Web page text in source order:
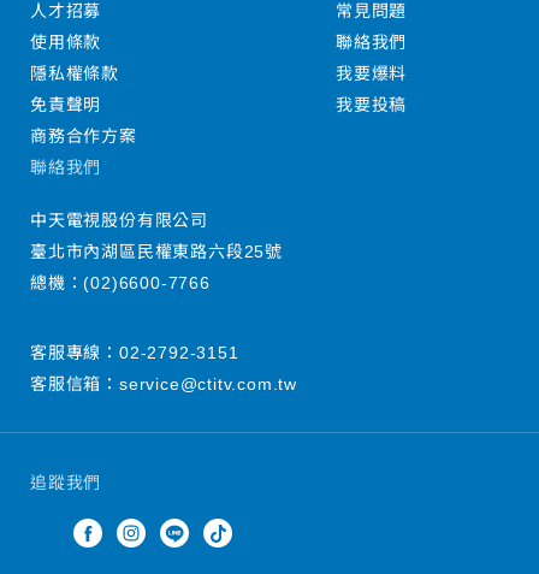
追蹤我們
人才招募
使用條款
隱私權條款
免責聲明
商務合作方案
常見問題
聯絡我們
我要爆料
我要投稿
聯絡我們
中天電視股份有限公司
臺北市內湖區民權東路六段25號
總機：(02)6600-7766
客服專線： 02-2792-3151
客服信箱： service@ctitv.com.tw